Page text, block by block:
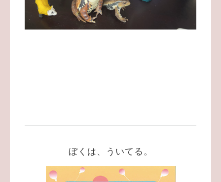
ぼくは、ういてる。